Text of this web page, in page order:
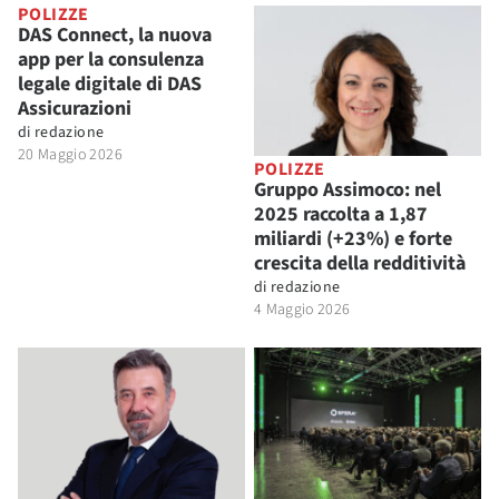
POLIZZE
DAS Connect, la nuova
app per la consulenza
legale digitale di DAS
Assicurazioni
di redazione
20 Maggio 2026
POLIZZE
Gruppo Assimoco: nel
2025 raccolta a 1,87
miliardi (+23%) e forte
crescita della redditività
di redazione
4 Maggio 2026